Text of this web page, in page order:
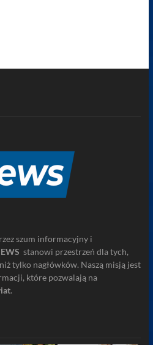
szum informacyjny i
stanowi przestrzeń dla tych,
tylko nagłówków. Naszą misją jest
które pozwalają na
.